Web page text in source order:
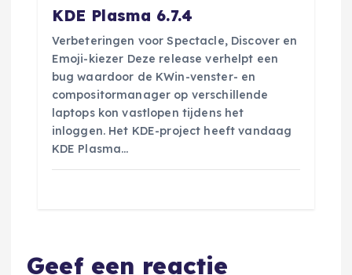
KDE Plasma 6.7.4
Verbeteringen voor Spectacle, Discover en
Emoji-kiezer Deze release verhelpt een
bug waardoor de KWin-venster- en
compositormanager op verschillende
laptops kon vastlopen tijdens het
inloggen. Het KDE-project heeft vandaag
KDE Plasma…
Geef een reactie